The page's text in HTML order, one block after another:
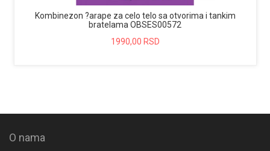
Kombinezon ?arape za celo telo sa otvorima i tankim
bratelama OBSES00572
1990,00 RSD
O nama